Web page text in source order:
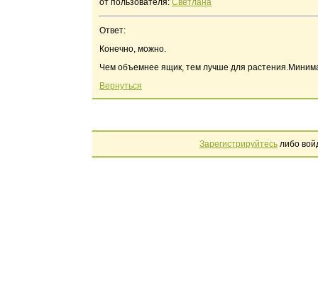
от пользователя: Светлана
Ответ:
Конечно, можно.
Чем объемнее ящик, тем лучше для
Вернуться
Зарегистрируйтесь либо